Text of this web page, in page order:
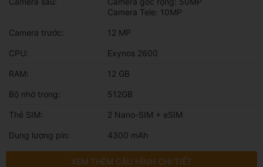
Camera Tele: 10MP
Camera trước: 12 MP
CPU: Exynos 2600
RAM: 12 GB
Bộ nhớ trong: 512GB
Thẻ SIM: 2 Nano-SIM + eSIM
Dung lượng pin: 4300 mAh
XEM THÊM CẤU HÌNH CHI TIẾT